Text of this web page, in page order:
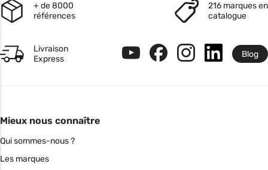
+ de 8000
références
216 marques en
catalogue
Livraison
Express
Blog
Mieux nous connaître
Qui sommes-nous ?
Les marques